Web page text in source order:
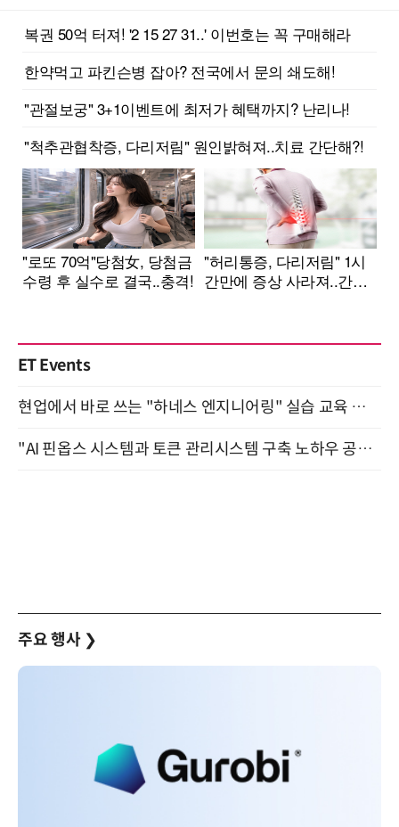
ET Events
현업에서 바로 쓰는 "하네스 엔지니어링" 실습 교육 워크숍 8월 20일 개최
"AI 핀옵스 시스템과 토큰 관리시스템 구축 노하우 공개" 잠실 한국광고문화회관 2층 대회의실 (8/21)
주요 행사 ❯